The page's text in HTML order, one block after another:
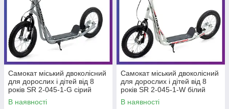
Самокат міський двоколісний
для дорослих і дітей від 8
років SR 2-045-1-G сірий
В наявності
Самокат міський двоколісний
для дорослих і дітей від 8
років SR 2-045-1-W білий
В наявності